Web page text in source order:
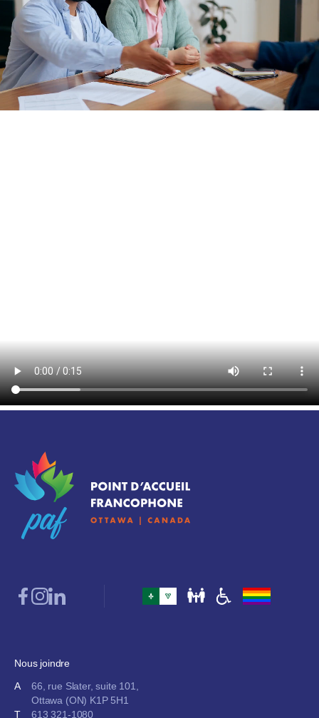
Nous joindre
A
66, rue Slater, suite 101,
Ottawa (ON) K1P 5H1
T
613 321-1080